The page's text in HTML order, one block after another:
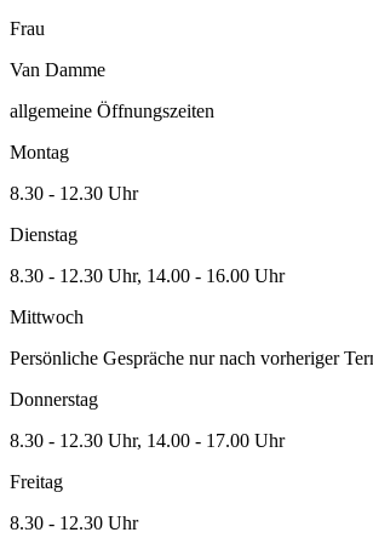
Frau
Van Damme
allgemeine Öffnungszeiten
Montag
8.30 - 12.30 Uhr
Dienstag
8.30 - 12.30 Uhr, 14.00 - 16.00 Uhr
Mittwoch
Persönliche Gespräche nur nach vorheriger
Donnerstag
8.30 - 12.30 Uhr, 14.00 - 17.00 Uhr
Freitag
8.30 - 12.30 Uhr